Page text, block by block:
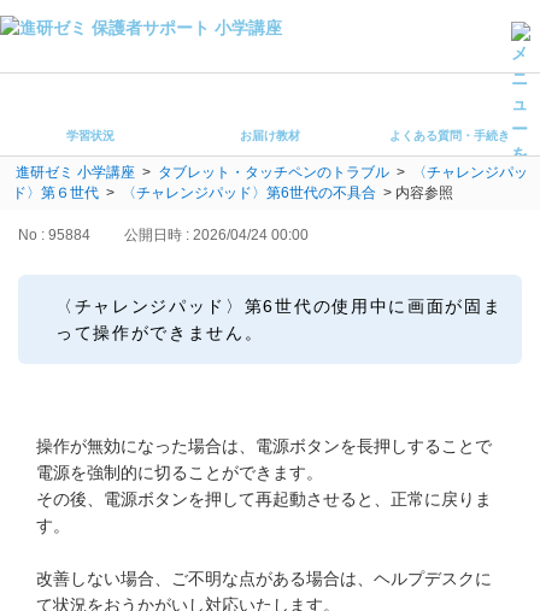
よくある質問・手続き
保護者サポート小学講座 トップ
登録情報の変更・各種お手続き
お客様サポート(手続き・照会)
カテゴリーから探す
お問い合わせ窓口
学習状況 お届け教材 よくある質問・手続き
進研ゼミ 小学講座 > タブレット・タッチペンのトラブル >
〈チャレンジパッ
ド〉第６世代 > 〈チャレンジパッド〉第6世代の不具合 > 内容参照
No : 95884 公開日時 : 2026/04/24 00:00
〈チャレンジパッド〉第6世代の使用中に画面が固ま
って操作ができません。
操作が無効になった場合は、電源ボタンを長押しすることで
電源を強制的に切ることができます。
その後、電源ボタンを押して再起動させると、正常に戻りま
す。
改善しない場合、ご不明な点がある場合は、ヘルプデスクに
て状況をおうかがいし対応いたします。